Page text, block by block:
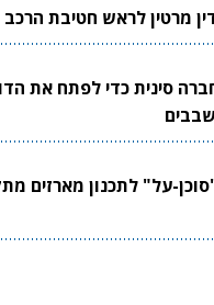
מרטין לראש חטיבת הרכב
סינית כדי לפתח את
על" לתכנון מארזים